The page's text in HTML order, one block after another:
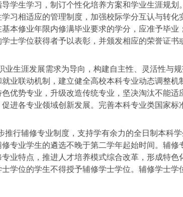
学生学习，制订个性化培养方案和学业生涯规
习相适应的管理制度，加强校际学分互认与转
本修业年限内修满毕业要求的学分，应准予毕
士学位获得者予以表彰，并颁发相应的荣誉证书
涯发展需求为导向，构建自主性、灵活性与
业联动机制，建立健全高校本科专业动态调整
优势专业，升级改造传统专业，坚决淘汰不能适
进各专业领域创新发展。完善本科专业类国家标
辅修专业制度，支持学有余力的全日制本科学
专业学生的遴选不晚于第二学年起始时间。辅
业特点，推进人才培养模式综合改革，形成特
学位的学生不得授予辅修学士学位。辅修学士